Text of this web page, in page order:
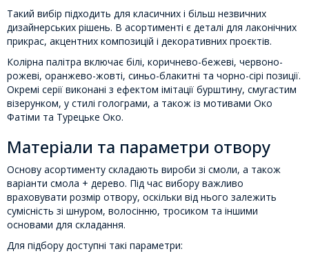
Такий вибір підходить для класичних і більш незвичних
дизайнерських рішень. В асортименті є деталі для лаконічних
прикрас, акцентних композицій і декоративних проєктів.
Колірна палітра включає білі, коричнево-бежеві, червоно-
рожеві, оранжево-жовті, синьо-блакитні та чорно-сірі позиції.
Окремі серії виконані з ефектом імітації бурштину, смугастим
візерунком, у стилі голограми, а також із мотивами Око
Фатіми та Турецьке Око.
Матеріали та параметри отвору
Основу асортименту складають вироби зі смоли, а також
варіанти смола + дерево. Під час вибору важливо
враховувати розмір отвору, оскільки від нього залежить
сумісність зі шнуром, волосінню, тросиком та іншими
основами для складання.
Для підбору доступні такі параметри: